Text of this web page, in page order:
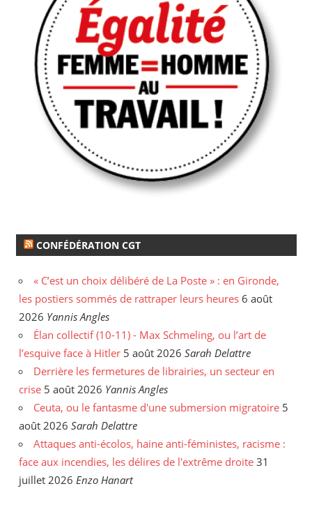
CONFÉDÉRATION CGT
« C’est un choix délibéré de La Poste » : en Gironde,
les postiers sommés de rattraper leurs heures 6 août
2026 Yannis Angles
Élan collectif (10-11) - Max Schmeling, ou l’art de
l’esquive face à Hitler 5 août 2026 Sarah Delattre
Derrière les fermetures de librairies, un secteur en
crise 5 août 2026 Yannis Angles
Ceuta, ou le fantasme d'une submersion migratoire 5
août 2026 Sarah Delattre
Attaques anti-écolos, haine anti-féministes, racisme :
face aux incendies, les délires de l'extrême droite 31
juillet 2026 Enzo Hanart